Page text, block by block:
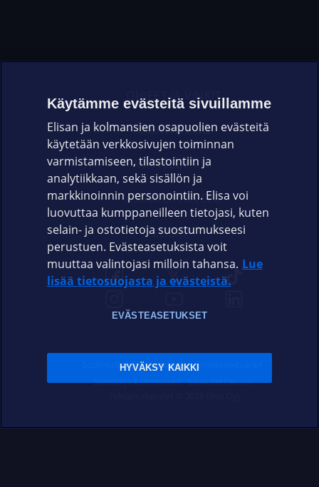
OHJEET JA VINKIT
OMAYHTEISÖ
VIANSELVITYS
ASIAKASPALVELU
ELISA.FI
Sopimusehdot Tietosuoja Evästeasetukset
Sääntelyviranomaiset Saavutettavuus
Käytämme evästeitä sivuillamme
Elisan ja kolmansien osapuolien evästeitä
käytetään verkkosivujen toiminnan
varmistamiseen, tilastointiin ja
analytiikkaan, sekä sisällön ja
markkinoinnin personointiin. Elisa voi
luovuttaa kumppaneilleen tietojasi, kuten
selain- ja ostotietoja suostumukseesi
perustuen. Evästeasetuksista voit
muuttaa valintojasi milloin tahansa. Lue
lisää tietosuojasta ja evästeistä.
EVÄSTEASETUKSET
HYVÄKSY KAIKKI